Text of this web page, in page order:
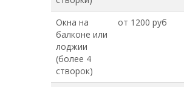
Окна на
балконе или
лоджии
(более 4
створок)
от 1200 руб